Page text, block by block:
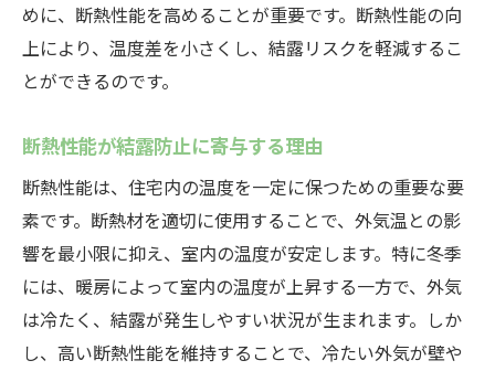
断熱性能の向上による室内空気質の改善
快適な室温を保つための断熱対策
断熱性能がもたらす静音効果
エコで健康的な住環境を実現する方法
断熱性能とライフスタイルの変化
結露問題を断熱性能で解決！中津川市の実例紹
介
断熱性能向上の成功事例
中津川市の住宅における断熱リフォームの
効果
めに、断熱性能を高めることが重要です。断熱性能の向
上により、温度差を小さくし、結露リスクを軽減するこ
とができるのです。
断熱性能が結露防止に寄与する理由
断熱性能は、住宅内の温度を一定に保つための重要な要
素です。断熱材を適切に使用することで、外気温との影
響を最小限に抑え、室内の温度が安定します。特に冬季
には、暖房によって室内の温度が上昇する一方で、外気
は冷たく、結露が発生しやすい状況が生まれます。しか
し、高い断熱性能を維持することで、冷たい外気が壁や